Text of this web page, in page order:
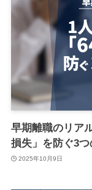
早期離職のリア
損失」を防ぐ3つ
2025年10月9日